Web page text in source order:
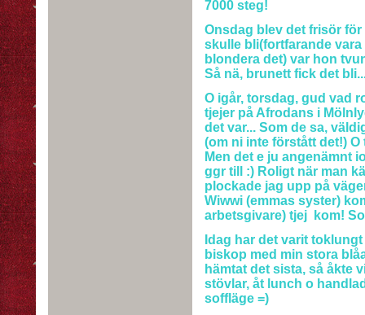
7000 steg!
Onsdag blev det frisör för
skulle bli(fortfarande
blondera det) var hon
Så nä, brunett fick det
O igår, torsdag, gud vad
tjejer på Afrodans i
det var... Som de sa,
(om ni inte förstått det!)
Men det e ju angenämnt
ggr till :) Roligt när man
plockade jag upp på
Wiwwi (emmas syster)
arbetsgivare) tjej kom!
Idag har det varit
biskop med min stora
hämtat det sista, så åkte
stövlar, åt lunch o
soffläge =)